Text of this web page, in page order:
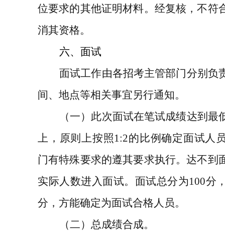
位要求的其他证明材料。经复核，不符
消其资格。
六、面试
面试工作由各招考主管部门分别负
间、地点等相关事宜另行通知。
（一） 此次面试在笔试成绩达到最
上，原则上按照1:2的比例确定面试人
门有特殊要求的遵其要求执行。达不到
实际人数进入面试。面试总分为100分
分，方能确定为面试合格人员。
（二）总成绩合成。